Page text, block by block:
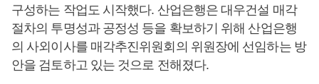
구성하는 작업도 시작했다. 산업은행은 대우건설 매각
절차의 투명성과 공정성 등을 확보하기 위해 산업은행
의 사외이사를 매각추진위원회의 위원장에 선임하는 방
안을 검토하고 있는 것으로 전해졌다.